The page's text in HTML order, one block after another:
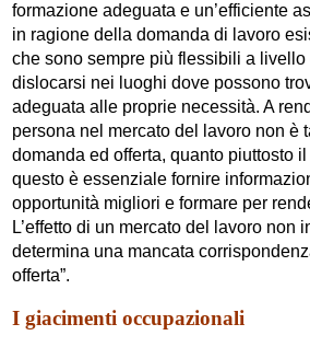
formazione adeguata e un’efficiente
in ragione della domanda di lavoro
che sono sempre più flessibili a
dislocarsi nei luoghi dove possono
adeguata alle proprie necessità. A
persona nel mercato del lavoro non è
domanda ed offerta, quanto piuttosto
questo è essenziale fornire
opportunità migliori e formare per
L’effetto di un mercato del lavoro non
determina una mancata
offerta”.
I giacimenti occupazionali